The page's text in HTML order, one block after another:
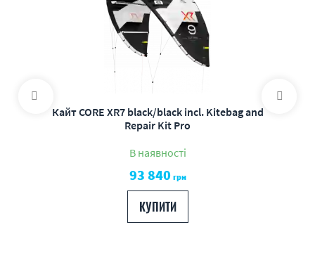
Кайт CORE XR7 black/black incl. Kitebag and
Repair Kit Pro
В наявності
93 840грн
КУПИТИ